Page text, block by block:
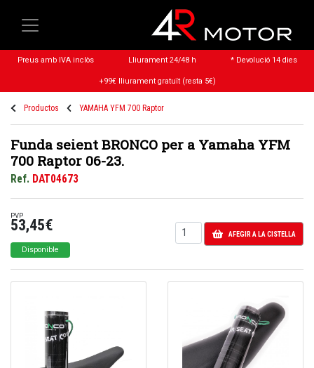
Preus amb IVA inclòs Lliurament 24/48 h * Devolució 14 dies
+99€ lliurament gratuït (resta 5€)
Productos YAMAHA YFM 700 Raptor
Funda seient BRONCO per a Yamaha YFM
700 Raptor 06-23.
Ref. DAT04673
PVP
53,45€
Disponible
AFEGIR A LA CISTELLA